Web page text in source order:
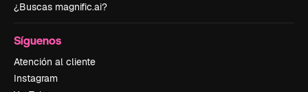
¿Buscas magnific.ai?
Síguenos
Atención al cliente
Instagram